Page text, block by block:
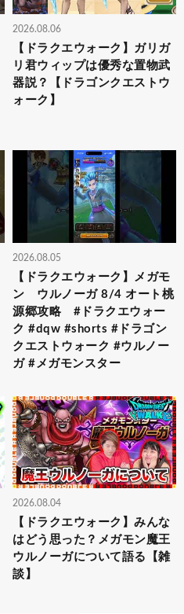
2026.08.06
【ドラクエウォーク】ガリガ
リ君ウィップは優秀な置物武
器説？【ドラゴンクエストウ
ォーク】
2026.08.05
【ドラクエウォーク】メガモ
ン ウルノーガ 8/4 オート桃
源郷攻略 #ドラクエウォー
ク #dqw #shorts #ドラゴン
クエストウォーク #ウルノー
ガ #メガモンスター
2026.08.04
【ドラクエウォーク】みんな
はどう思った？メガモン魔王
ウルノーガについて語る【雑
談】